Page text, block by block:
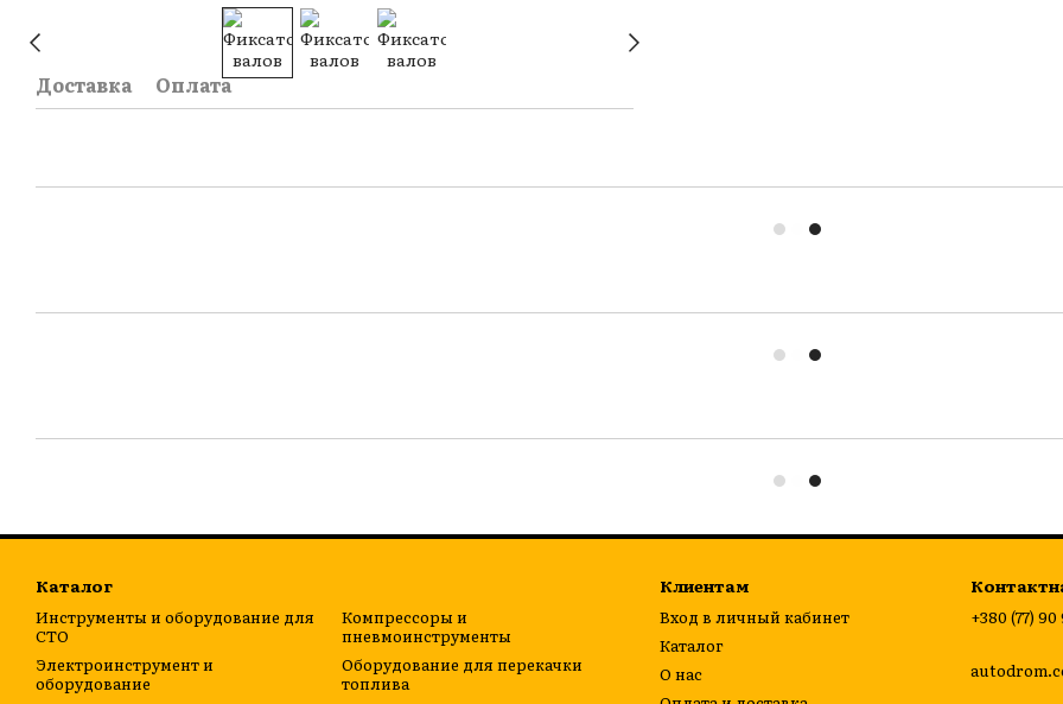
Доставка Оплата
Каталог
Инструменты и оборудование для
СТО
Электроинструмент и
оборудование
Компрессоры и
пневмоинструменты
Оборудование для перекачки
топлива
Клиентам
Вход в личный кабинет
Каталог
О нас
+380 (77) 90